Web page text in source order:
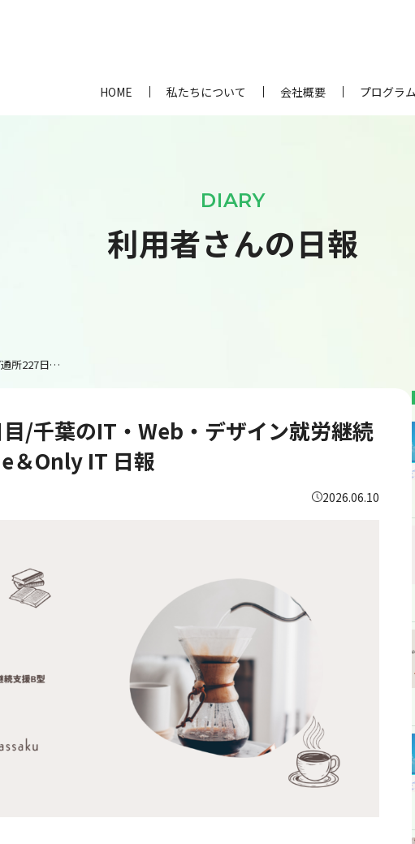
HOME 私たちについて 会社概要 プログラ
DIARY
利用者さんの日報
hassaku/通所227日目/千葉のIT・Web・デザイン就労継続支援B型あいのてOne＆Only IT 日報
/千葉のIT・Web・デザイン就労継続
＆Only IT 日報
2026.06.10